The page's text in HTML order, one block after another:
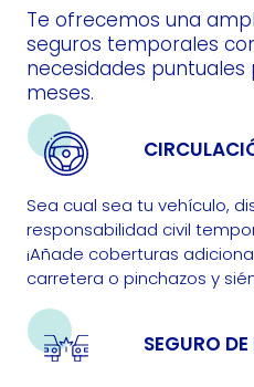
Te ofrecemos una
seguros temporales
necesidades puntuales
meses.
Sea cual sea tu vehículo,
responsabilidad civil
¡Añade coberturas
carretera o pinchazos y
SEGURO